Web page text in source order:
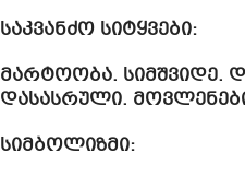
საკვანძო სიტყვები:
მარტოობა. სიმშვიდე.
დასასრული.
სიმბოლიზმი: